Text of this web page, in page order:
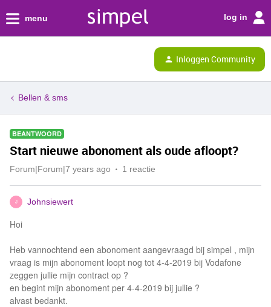
menu log in
Inloggen Community
Bellen & sms
BEANTWOORD
Start nieuwe abonoment als oude afloopt?
Forum|Forum|7 years ago 1 reactie
J Johnsiewert
Hoi
Heb vannochtend een abonoment aangevraagd bij simpel , mijn
vraag is mijn abonoment loopt nog tot 4-4-2019 bij Vodafone
zeggen jullie mijn contract op ?
en begint mijn abonoment per 4-4-2019 bij jullie ?
alvast bedankt.